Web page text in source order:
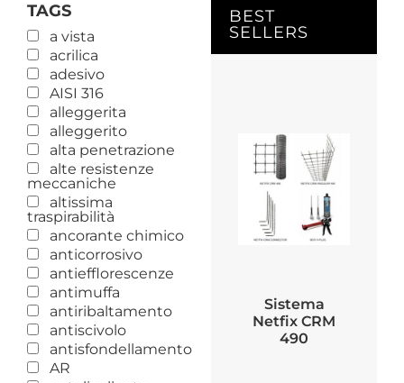
TAGS
a vista
acrilica
adesivo
AISI 316
alleggerita
alleggerito
alta penetrazione
alte resistenze
meccaniche
altissima
traspirabilità
ancorante chimico
anticorrosivo
antiefflorescenze
antimuffa
antiribaltamento
antiscivolo
antisfondellamento
AR
BEST
SELLERS
Sistema
Netfix CRM
490